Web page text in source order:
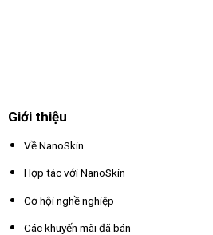
Giới thiệu
Về NanoSkin
Hợp tác với NanoSkin
Cơ hội nghề nghiệp
Các khuyến mãi đã bán